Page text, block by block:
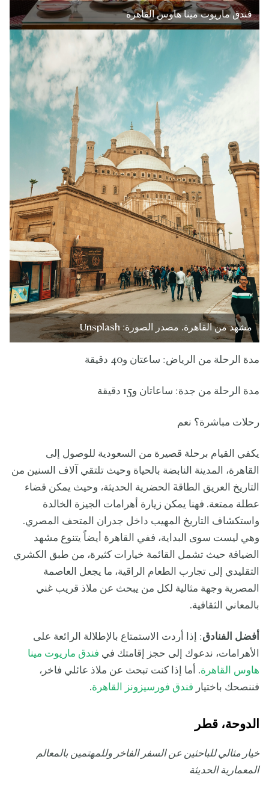
فندق ماريوت مينا هاوس القاهرة
مشهد من القاهرة. مصدر الصورة: Unsplash
مدة الرحلة من الرياض: ساعتان و40 دقيقة
مدة الرحلة من جدة: ساعاتان و15 دقيقة
رحلات مباشرة؟ نعم
يكفي القيام برحلة قصيرة من السعودية للوصول إلى
القاهرة، المدينة النابضة بالحياة وحيث تلتقي آلاف السنين من
التاريخ العريق الطاقةَ الحضرية الحديثة، وحيث يمكن قضاء
عطلة ممتعة. فهنا يمكن زيارة أهرامات الجيزة الخالدة
واستكشاف التاريخ المهيب داخل جدران المتحف المصري.
وهي ليست سوى البداية، ففي القاهرة أيضاً يتنوع مشهد
الضيافة حيث تشمل القائمة خيارات كثيرة، من طبق الكشري
التقليدي إلى تجارب الطعام الراقية، ما يجعل العاصمة
المصرية وجهة مثالية لكل من يبحث عن ملاذ قريب غني
بالمعاني الثقافية.
أفضل الفنادق: إذا أردت الاستمتاع بالإطلالة الرائعة على
الأهرامات، ندعوك إلى حجز إقامتك في فندق ماريوت مينا
هاوس القاهرة. أما إذا كنت تبحث عن ملاذ عائلي فاخر،
فننصحك باختيار فندق فورسيزونز القاهرة.
الدوحة، قطر
خيار مثالي للباحثين عن السفر الفاخر وللمهتمين بالمعالم
المعمارية الحديثة